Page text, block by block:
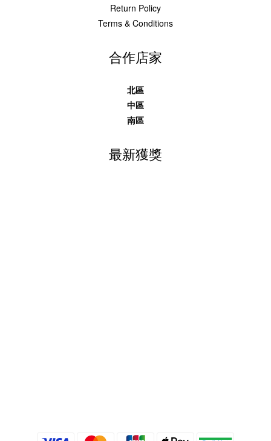
Return Policy
Terms & Conditions
合作店家
北區
中區
南區
最新獲獎